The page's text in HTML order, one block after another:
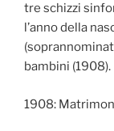
tre schizzi
l’anno della
bambini (1908).
1908: